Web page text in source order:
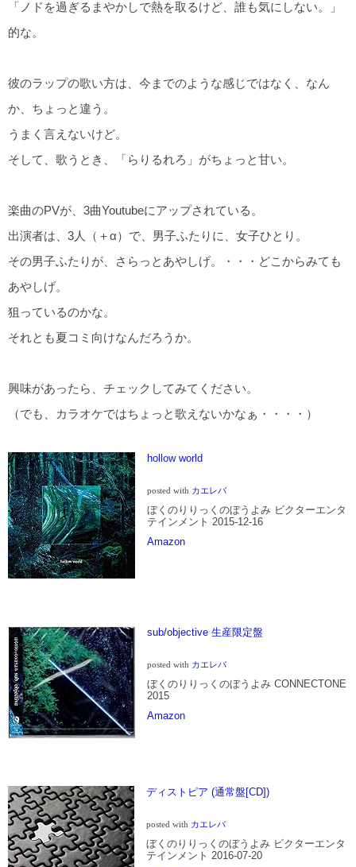
「ノドを過ぎるまやかしで熱を取るけど、誰も気にしない。」
的な。
彼のラップの歌い方は、今までのような感じではなく、なん
か、ちょっと違う。
うまく言えないけど。
そして、歌うとき、「らりるれろ」がちょっと甘い。
楽曲のPVが、3曲Youtubeにアップされている。
出演者は、3人（＋α）で、男子ふたりに、女子ひとり。
その男子ふたりが、さらっとあやしげ。・・・どこからみても
あやしげ。
狙っているのかな。
それとも夏コミ向けなんだろうか。
興味があったら、チェックしてみてください。
（でも、カラオケではちょっと歌えないかなぁ・・・・）
hollow world
posted with カエレバ
ぼくのりりっくのぼうよみ ビクターエンタ
テインメント 2015-12-16
Amazon
sub/objective 生産限定盤
posted with カエレバ
ぼくのりりっくのぼうよみ CONNECTONE
2015
Amazon
ディストピア (通常盤[CD])
posted with カエレバ
ぼくのりりっくのぼうよみ ビクターエンタ
テインメント 2016-07-20